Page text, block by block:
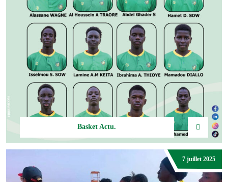
Nos U16 sortent avec la tête haute après les pré-qualifications
AfroBasket 2025 – Zone 2
DJIBRIL ABDOUL DIOP
Basket Actu.
Nos 12 jeunes Mourabitounes U16 en route pour la pré-
qualification de l’AfroBasket 2025 à Conakry
7 juillet 2025